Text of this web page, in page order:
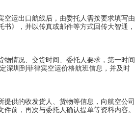
空运出口航线后，由委托人需按要求填写由
书》，并以传真或邮件等方式回传大智通，
物情况、交货时间、委托人要求，第一时间
深圳到菲律宾空运价格航班信息，并及时
提供的收发货人、货物等信息，向航空公司
前，再次与委托人确认提单等资料内容。